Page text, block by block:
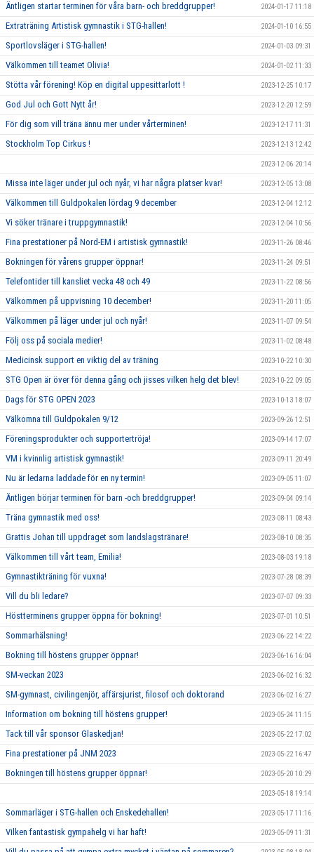
Äntligen startar terminen för våra barn- och breddgrupper! 2024-01-17 11:18
Extraträning Artistisk gymnastik i STG-hallen! 2024-01-10 16:55
Sportlovsläger i STG-hallen! 2024-01-03 09:31
Välkommen till teamet Olivia! 2024-01-02 11:33
Stötta vår förening! Köp en digital uppesittarlott ! 2023-12-25 10:17
God Jul och Gott Nytt år! 2023-12-20 12:59
För dig som vill träna ännu mer under vårterminen! 2023-12-17 11:31
Stockholm Top Cirkus ! 2023-12-13 12:42
2023-12-06 20:14
Missa inte läger under jul och nyår, vi har några platser kvar! 2023-12-05 13:08
Välkommen till Guldpokalen lördag 9 december 2023-12-04 12:12
Vi söker tränare i truppgymnastik! 2023-12-04 10:56
Fina prestationer på Nord-EM i artistisk gymnastik! 2023-11-26 08:46
Bokningen för vårens grupper öppnar! 2023-11-24 09:51
Telefontider till kansliet vecka 48 och 49 2023-11-22 08:56
Välkommen på uppvisning 10 december! 2023-11-20 11:05
Välkommen på läger under jul och nyår! 2023-11-07 09:54
Följ oss på sociala medier! 2023-11-02 08:48
Medicinsk support en viktig del av träning 2023-10-22 10:30
STG Open är över för denna gång och jisses vilken helg det blev! 2023-10-22 09:05
Dags för STG OPEN 2023 2023-10-13 18:07
Välkomna till Guldpokalen 9/12 2023-09-26 12:51
Föreningsprodukter och supportertröja! 2023-09-14 17:07
VM i kvinnlig artistisk gymnastik! 2023-09-11 20:49
Nu är ledarna laddade för en ny termin! 2023-09-05 11:07
Äntligen börjar terminen för barn -och breddgrupper! 2023-09-04 09:14
Träna gymnastik med oss! 2023-08-11 08:43
Grattis Johan till uppdraget som landslagstränare! 2023-08-10 08:35
Välkommen till vårt team, Emilia! 2023-08-03 19:18
Gymnastikträning för vuxna! 2023-07-28 08:39
Vill du bli ledare? 2023-07-07 09:33
Höstterminens grupper öppna för bokning! 2023-07-01 10:51
Sommarhälsning! 2023-06-22 14:22
Bokning till höstens grupper öppnar! 2023-06-16 16:04
SM-veckan 2023 2023-06-02 16:32
SM-gymnast, civilingenjör, affärsjurist, filosof och doktorand 2023-06-02 16:27
Information om bokning till höstens grupper! 2023-05-24 11:15
Tack till vår sponsor Glaskedjan! 2023-05-22 17:02
Fina prestationer på JNM 2023 2023-05-22 16:47
Bokningen till höstens grupper öppnar! 2023-05-20 10:29
2023-05-18 19:14
Sommarläger i STG-hallen och Enskedehallen! 2023-05-17 11:16
Vilken fantastisk gympahelg vi har haft! 2023-05-09 11:31